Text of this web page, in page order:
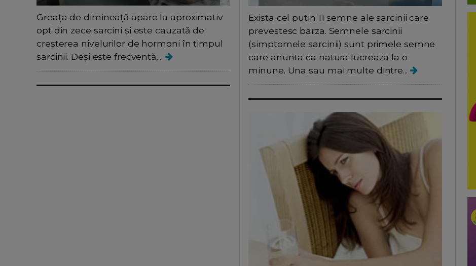
Greața de dimineață apare la aproximativ
opt din zece sarcini și este cauzată de
creșterea nivelurilor de hormoni în timpul
sarcinii. Deși este frecventă,...
Exista cel putin 11 semne ale sarcinii care
prevestesc barza. Semnele sarcinii
(simptomele sarcinii) sunt primele semne
care anunta ca natura lucreaza la o
minune. Una sau mai multe dintre...